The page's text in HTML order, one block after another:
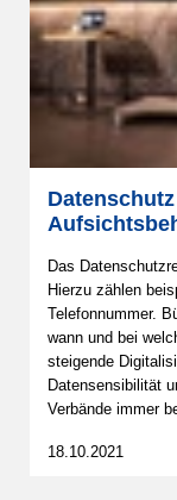
Das
Hierzu zählen
Telefonnummer.
wann und bei
steigende
Datensensibilität
Verbände immer
18.10.2021